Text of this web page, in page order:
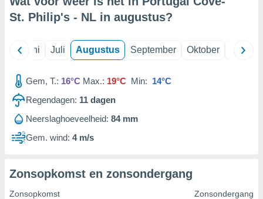
St. Philip's - NL in augustus?
Juni Juli Augustus September Oktober
Gem, T.: 16°C Max.: 19°C Min: 14°C
Regendagen: 11 dagen
Neerslaghoeveelheid: 84 mm
Gem. wind: 4 m/s
Zonsopkomst en zonsondergang
Zonsopkomst Zonsondergang